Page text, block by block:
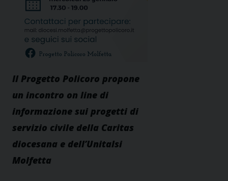
Il Progetto Policoro propone
un incontro on line di
informazione sui progetti di
servizio civile della Caritas
diocesana e dell’Unitalsi
Molfetta